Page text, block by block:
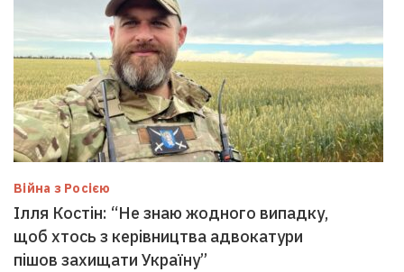
Війна з Росією
Ілля Костін: “Не знаю жодного випадку,
щоб хтось з керівництва адвокатури
пішов захищати Україну”